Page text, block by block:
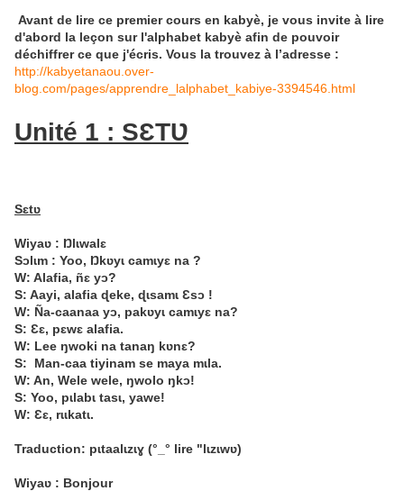
Avant de lire ce premier cours en kabyè, je vous invite à lire
d'abord la leçon sur l'alphabet kabyè afin de pouvoir
déchiffrer ce que j'écris. Vous la trouvez à l’adresse :
http://kabyetanaou.over-
blog.com/pages/apprendre_lalphabet_kabiye-3394546.html
Unité 1 : SƐTƲ
Sɛtʋ
Wiyaʋ : Ŋlɩwalɛ
Sɔlɩm : Yoo, Ŋkʋyɩ camɩyɛ na ?
W: Alafia, ñɛ yɔ?
S: Aayi, alafia ɖeke, ɖɩsamɩ Ɛsɔ !
W: Ña-caanaa yɔ, pakʋyɩ camɩyɛ na?
S: Ɛɛ, pɛwɛ alafia.
W: Lee ŋwoki na tanaŋ kʋnɛ?
S: Man-caa tiyinam se maya mɩla.
W: An, Wele wele, ŋwolo ŋkɔ!
S: Yoo, pɩlabɩ tasɩ, yawe!
W: Ɛɛ, rɩɩkatɩ.
Traduction: pɩtaalɩzɩɣ (°_° lire "lɩzɩwʋ)
Wiyaʋ : Bonjour